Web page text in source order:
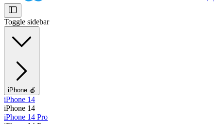
Toggle sidebar
iPhone 🍏
iPhone 14
iPhone 14
iPhone 14 Pro